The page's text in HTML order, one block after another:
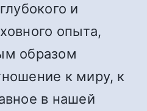
и
опыта,
образом
к миру, к
в нашей